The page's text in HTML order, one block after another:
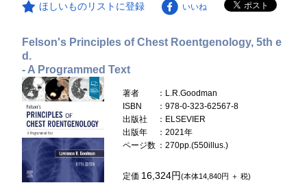
ほしいものリストに登録 いいね
Felson's Principles of Chest Roentgenology, 5th e
d.
- A Programmed Text
著者
：L.R.Goodman
ISBN
：978-0-323-62567-8
出版社
：ELSEVIER
出版年
：2021年
ページ数 ：270pp.(550illus.)
定価 16,324円(本体14,840円 ＋ 税)